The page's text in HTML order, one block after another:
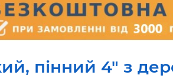
пінний 4" з